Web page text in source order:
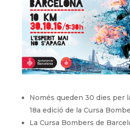
Només queden 30 dies per
18a edició de la Cursa
La Cursa Bombers de